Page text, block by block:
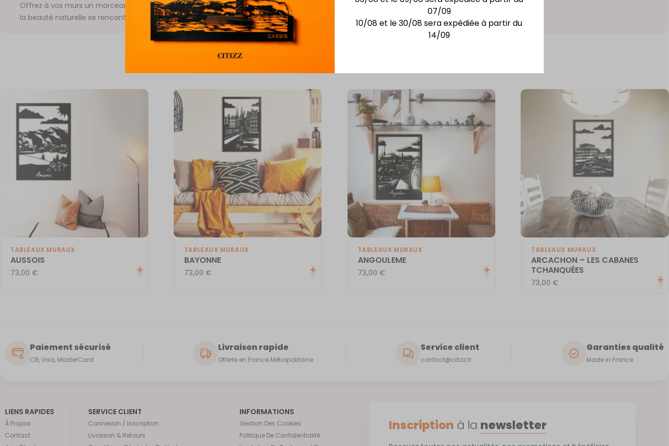
07/09
10/08 et le 30/08 sera expédiée à partir du
14/09
Offrez à vos murs un morceau de
Valence, où le patrimoine et
la beauté naturelle se rencontrent.
Vous aimerez aussi
TABLEAUX MURAUX
AUSSOIS
73,00 €
TABLEAUX MURAUX
BAYONNE
73,00 €
TABLEAUX MURAUX
ANGOULEME
73,00 €
TABLEAUX MURAUX
ARCACHON – LES CABANES
TCHANQUÉES
73,00 €
Paiement sécurisé
CB, Visa, MasterCard
Livraison rapide
Offerte en France Métropolitaine
Service client
contact@citizz.fr
Garanties qualité
Made in France
LIENS RAPIDES
À Propos
Contact
SERVICE CLIENT
Connexion / Inscription
Livraison & Retours
INFORMATIONS
Gestion Des Cookies
Politique De Confidentialité
Inscription à la newsletter